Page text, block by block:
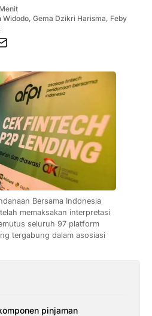
Widodo,Gema Dzikri Harisma, Feby
Bersama Indonesia
memaksakan interpretasi
seluruh 97 platform
tergabung dalam asosiasi
pinjaman